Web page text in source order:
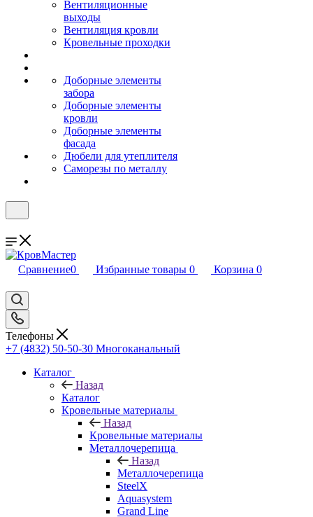
Вентиляционные
выходы
Вентиляция кровли
Кровельные проходки
Доборные элементы
забора
Доборные элементы
кровли
Доборные элементы
фасада
Дюбели для утеплителя
Саморезы по металлу
Сравнение0 Избранные товары 0 Корзина 0
Телефоны
+7 (4832) 50-50-30 Многоканальный
Каталог
Назад
Каталог
Кровельные материалы
Назад
Кровельные материалы
Металлочерепица
Назад
Металлочерепица
SteelX
Aquasystem
Grand Line